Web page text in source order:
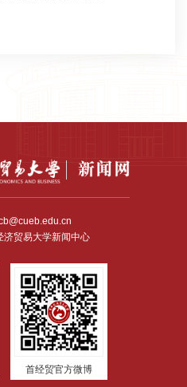
济贸易大学新闻中心
首经贸官方微博